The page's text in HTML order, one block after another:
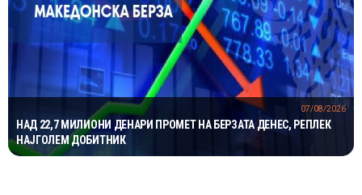
НАД 22,7 МИЛИОНИ ДЕНАРИ ПРОМЕТ НА БЕРЗАТА ДЕНЕС, РЕПЛЕК
НАЈГОЛЕМ ДОБИТНИК
07/08/2026